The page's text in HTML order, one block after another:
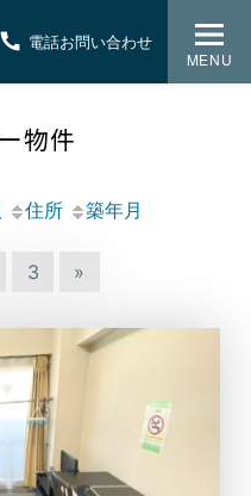
MENU
物件
住所 築年月
3 »
電話お問い合わせ